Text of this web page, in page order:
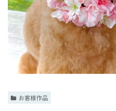
お客様作品